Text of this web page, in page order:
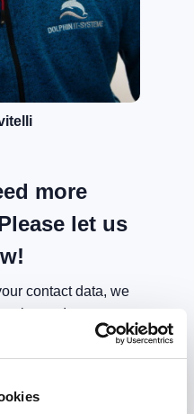
more
let us
contact data, we
soon!